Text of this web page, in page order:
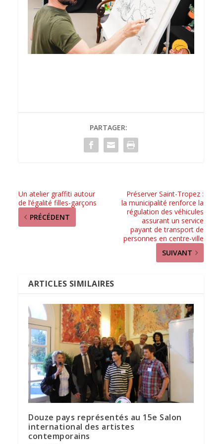
PARTAGER:
Un atelier graffiti autour
de l’égalité filles-garçons
PRÉCÉDENT
Préserver Saint-Tropez :
la municipalité renforce la
régulation des véhicules
assurant un service
payant de transport de
personnes en centre-ville
SUIVANT
ARTICLES SIMILAIRES
Douze pays représentés au 15e Salon
international des artistes
contemporains